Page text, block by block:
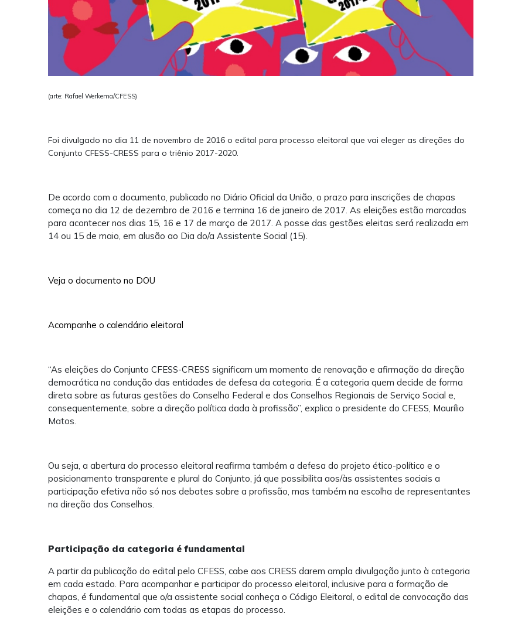
(arte: Rafael Werkema/CFESS)
Foi divulgado no dia 11 de novembro de 2016 o edital para processo eleitoral que vai eleger as direções do
Conjunto CFESS-CRESS para o triênio 2017-2020.
De acordo com o documento, publicado no Diário Oficial da União, o prazo para inscrições de chapas
começa no dia 12 de dezembro de 2016 e termina 16 de janeiro de 2017. As eleições estão marcadas
para acontecer nos dias 15, 16 e 17 de março de 2017. A posse das gestões eleitas será realizada em
14 ou 15 de maio, em alusão ao Dia do/a Assistente Social (15).
Veja o documento no DOU
Acompanhe o calendário eleitoral
“As eleições do Conjunto CFESS-CRESS significam um momento de renovação e afirmação da direção
democrática na condução das entidades de defesa da categoria. É a categoria quem decide de forma
direta sobre as futuras gestões do Conselho Federal e dos Conselhos Regionais de Serviço Social e,
consequentemente, sobre a direção política dada à profissão”, explica o presidente do CFESS, Maurílio
Matos.
Ou seja, a abertura do processo eleitoral reafirma também a defesa do projeto ético-político e o
posicionamento transparente e plural do Conjunto, já que possibilita aos/às assistentes sociais a
participação efetiva não só nos debates sobre a profissão, mas também na escolha de representantes
na direção dos Conselhos.
Participação da categoria é fundamental
A partir da publicação do edital pelo CFESS, cabe aos CRESS darem ampla divulgação junto à categoria
em cada estado. Para acompanhar e participar do processo eleitoral, inclusive para a formação de
chapas, é fundamental que o/a assistente social conheça o Código Eleitoral, o edital de convocação das
eleições e o calendário com todas as etapas do processo.